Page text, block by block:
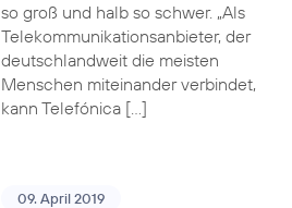
so groß und halb so schwer. „Als
Telekommunikationsanbieter, der
deutschlandweit die meisten
Menschen miteinander verbindet,
kann Telefónica […]
09. April 2019